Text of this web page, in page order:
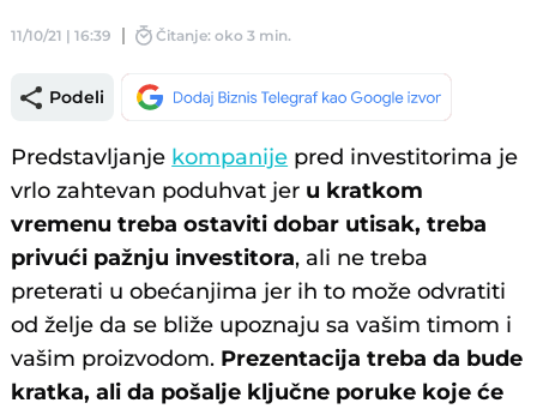
11/10/21 | 16:39 Čitanje: oko 3 min.
Podeli
Predstavljanje kompanije pred investitorima je
vrlo zahtevan poduhvat jer u kratkom
vremenu treba ostaviti dobar utisak, treba
privući pažnju investitora, ali ne treba
preterati u obećanjima jer ih to može odvratiti
od želje da se bliže upoznaju sa vašim timom i
vašim proizvodom. Prezentacija treba da bude
kratka, ali da pošalje ključne poruke koje će